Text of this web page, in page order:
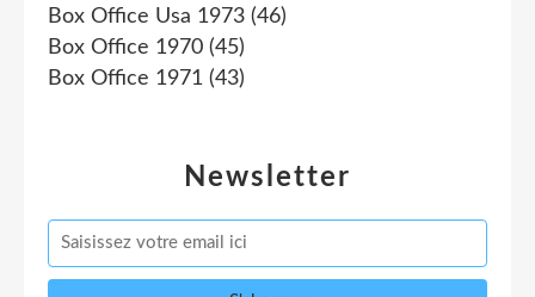
Newsletter
Box Office Usa 1973 (46)
Box Office 1970 (45)
Box Office 1971 (43)